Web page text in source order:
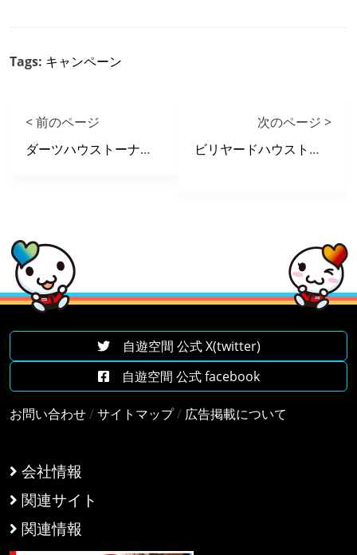
Tags: キャンペーン
< 前のページ
ダーツハウストーナメントin富士青葉通店
次のページ >
ビリヤードハウストーナメントin熊本十禅寺店
会社情報
関連サイト
関連情報
自遊空間 公式 X(twitter)
自遊空間 公式 facebook
お問い合わせ/サイトマップ/ 広告掲載について